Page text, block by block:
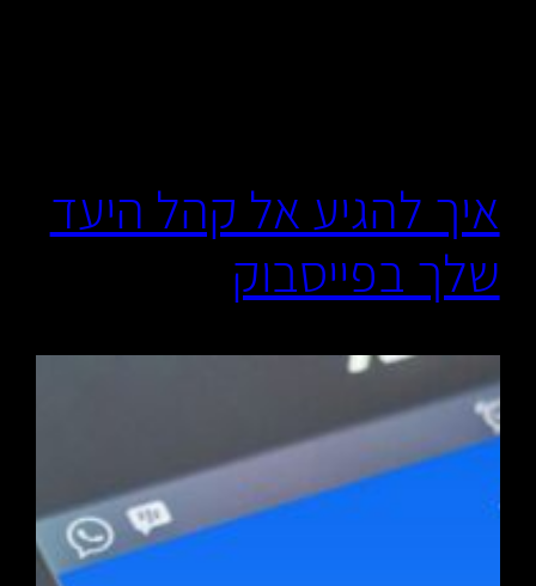
איך להגיע אל קהל היעד
שלך בפייסבוק